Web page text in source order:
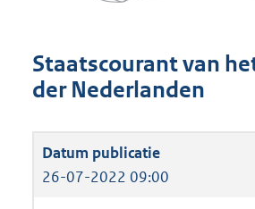
Staatscourant van
der Nederlanden
26-07-2022 09:00